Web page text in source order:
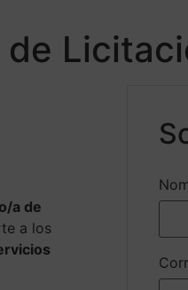
a de
a los